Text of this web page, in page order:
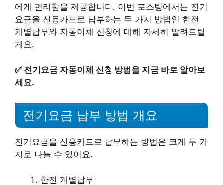
에게 편리함을 제공합니다. 이번 포스팅에서는 전기
요금을 신용카드로 납부하는 두 가지 방법인 한전
개별납부와 자동이체 신청에 대해 자세히 알려드릴
게요.
✅ 전기요금 자동이체 신청 방법을 지금 바로 알아보
세요.
전기요금 납부 방법 개요
전기요금을 신용카드로 납부하는 방법은 크게 두 가
지로 나눌 수 있어요.
한전 개별납부